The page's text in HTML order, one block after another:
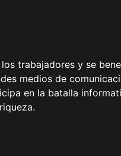
trabajadores y se
medios de
en la batalla